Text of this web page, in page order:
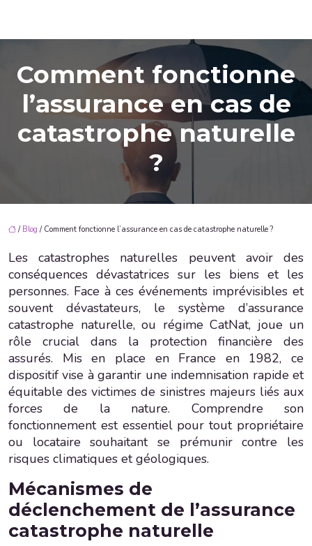
Comment fonctionne
l’assurance en cas de
catastrophe naturelle
?
/ Blog / Comment fonctionne l’assurance en cas de catastrophe naturelle ?
Les catastrophes naturelles peuvent avoir des
conséquences dévastatrices sur les biens et les
personnes. Face à ces événements imprévisibles et
souvent dévastateurs, le système d’assurance
catastrophe naturelle, ou régime CatNat, joue un
rôle crucial dans la protection financière des
assurés. Mis en place en France en 1982, ce
dispositif vise à garantir une indemnisation rapide et
équitable des victimes de sinistres majeurs liés aux
forces de la nature. Comprendre son
fonctionnement est essentiel pour tout propriétaire
ou locataire souhaitant se prémunir contre les
risques climatiques et géologiques.
Mécanismes de
déclenchement de l’assurance
catastrophe naturelle